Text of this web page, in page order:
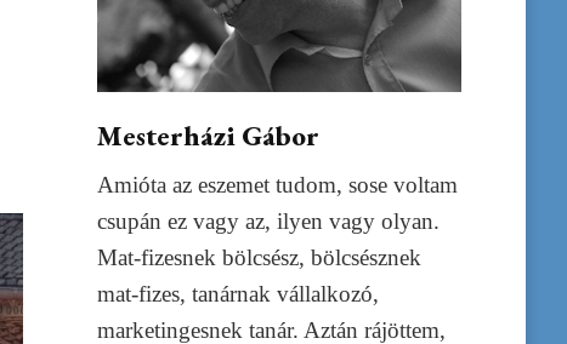
Mesterházi Gábor
Amióta az eszemet tudom, sose voltam
csupán ez vagy az, ilyen vagy olyan.
Mat-fizesnek bölcsész, bölcsésznek
mat-fizes, tanárnak vállalkozó,
marketingesnek tanár. Aztán rájöttem,